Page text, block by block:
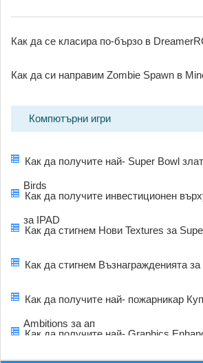
Как да се класира по-бързо в
Как да си направим Zombie Spawn в
Компютърни игри
Как да получите най- Super Bowl
Birds
Как да получите инвестиционен
за IPAD
Как да стигнем Нови Textures за
Как да стигнем Възнагражденията
Как да получите най- пожарникар
Ambitions за ап
Как да получите най- Graphics